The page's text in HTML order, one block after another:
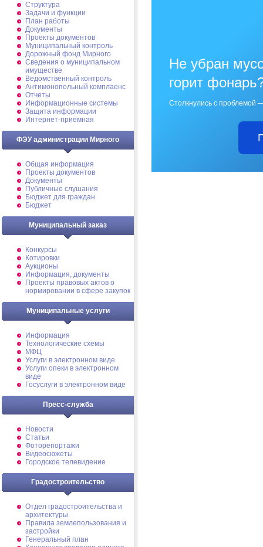
Структура
Задачи и функции
План работы
Документы
Проекты документов
Муниципальный контроль
Дорожный фонд Мирного
Cведения о муниципальном
имуществе
Ведомственный контроль
Антимонопольный комплаенс
Отчеты
Информационные системы
Защита информации
Интернет-приемная
ФЭУ администрации Мирного
Общая информация
Проекты документов
Документы
Публичные слушания
Бюджет для граждан
Бюджет
Муниципальный заказ
Конкурсы
Котировки
Аукционы
Информация, документы
Проекты правовых актов о
нормировании в сфере закупок
Муниципальные услуги
Информация
Технологические схемы
МФЦ
Услуги в электронном виде
Услуги опеки в электронном
виде
Госуслуги в электронном виде
Пресс-служба
Новости
Статьи
Фоторепортажи
Видеосюжеты
Городское телевидение
Градостроительство
Отдел градостроительства и
архитектуры
Правила землепользования и
застройки
Генеральный план
Не убран
горит
Столкнулись с проблемой